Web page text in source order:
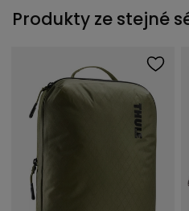
Produkty ze stejné